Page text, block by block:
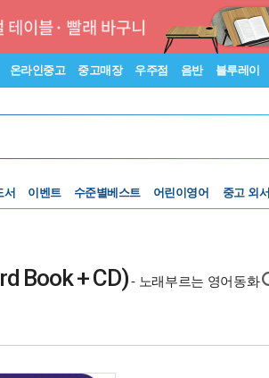
온라인중고 중고매장 우주점 음반 블루레이
서 이벤트
수준별베스트
어린이영어
중고 외서
Book + CD)- 노래부르는 영어동화